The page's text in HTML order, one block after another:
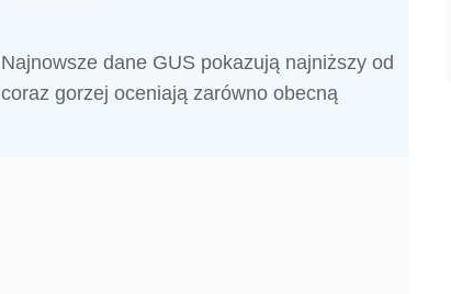
dane GUS pokazują najniższy od
gorzej oceniają zarówno obecną